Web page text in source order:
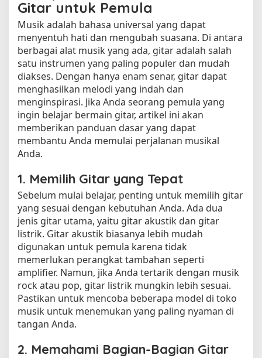
Gitar untuk Pemula
Musik adalah bahasa universal yang dapat
menyentuh hati dan mengubah suasana. Di antara
berbagai alat musik yang ada, gitar adalah salah
satu instrumen yang paling populer dan mudah
diakses. Dengan hanya enam senar, gitar dapat
menghasilkan melodi yang indah dan
menginspirasi. Jika Anda seorang pemula yang
ingin belajar bermain gitar, artikel ini akan
memberikan panduan dasar yang dapat
membantu Anda memulai perjalanan musikal
Anda.
1. Memilih Gitar yang Tepat
Sebelum mulai belajar, penting untuk memilih gitar
yang sesuai dengan kebutuhan Anda. Ada dua
jenis gitar utama, yaitu gitar akustik dan gitar
listrik. Gitar akustik biasanya lebih mudah
digunakan untuk pemula karena tidak
memerlukan perangkat tambahan seperti
amplifier. Namun, jika Anda tertarik dengan musik
rock atau pop, gitar listrik mungkin lebih sesuai.
Pastikan untuk mencoba beberapa model di toko
musik untuk menemukan yang paling nyaman di
tangan Anda.
2. Memahami Bagian-Bagian Gitar